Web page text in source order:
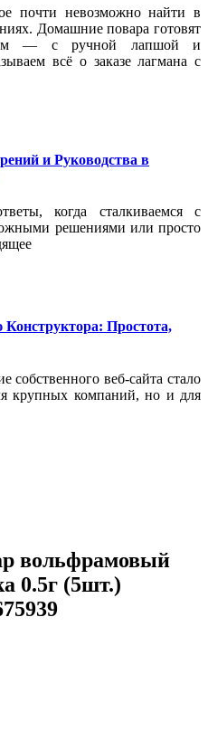
почти невозможно найти в
Домашние повара готовят
— с ручной лапшой и
всё о заказе лагмана с
и Руководства в
когда сталкиваемся с
решениями или просто
Простота,
веб-сайта стало
крупных компаний, но и для
вольфрамовый
0.5г (5шт.)